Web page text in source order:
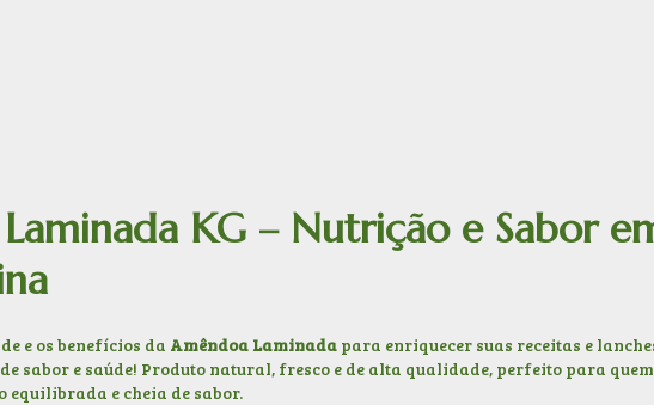
KG – Nutrição e Sabor
e os benefícios da Amêndoa Laminada para enriquecer suas receitas e
sabor e saúde! Produto natural, fresco e de alta qualidade, perfeito para quem
equilibrada e cheia de sabor.